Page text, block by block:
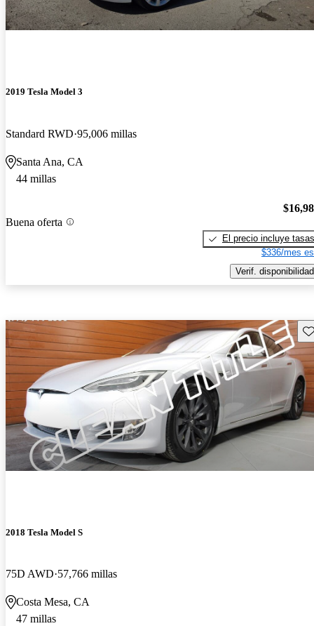
2019 Tesla Model 3
Standard RWD 95,006 millas
Santa Ana, CA
44 millas
Buena oferta
El precio incluye tasas
$336/mes
Verif. disponibilidad
2018 Tesla Model S
75D AWD 57,766 millas
Costa Mesa, CA
47 millas